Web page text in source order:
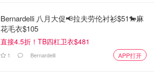
Bernardelli 八月大促📢拉夫劳伦衬衫$51🐎麻
花毛衣$105
直接4.5折！TB四杠卫衣$481
1 Bernardelli APP打开